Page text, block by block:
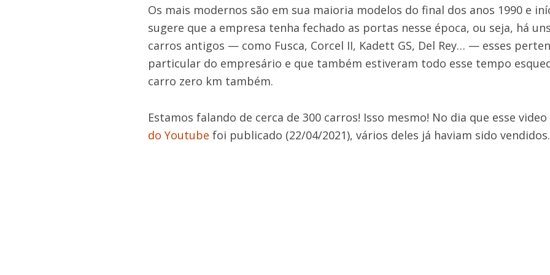
Os mais modernos são em sua maioria modelos do final dos anos 1990 e
sugere que a empresa tenha fechado as portas nesse época, ou seja, há
carros antigos — como Fusca, Corcel II, Kadett GS, Del Rey… — esses
particular do empresário e que também estiveram todo esse tempo
carro zero km também.
Estamos falando de cerca de 300 carros! Isso mesmo! No dia que esse
do Youtube foi publicado (22/04/2021), vários deles já haviam sido vendidos.